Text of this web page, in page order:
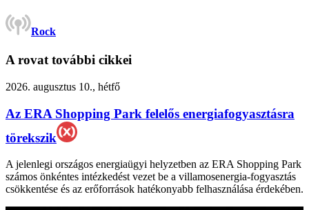
Rock
A rovat további cikkei
2026. augusztus 10., hétfő
Az ERA Shopping Park felelős energiafogyasztásra
törekszik
A jelenlegi országos energiaügyi helyzetben az ERA Shopping Park
számos önkéntes intézkedést vezet be a villamosenergia-fogyasztás
csökkentése és az erőforrások hatékonyabb felhasználása érdekében.